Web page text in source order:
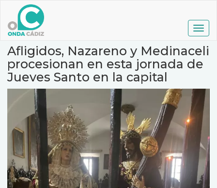
contenido
principal
Afligidos, Nazareno y Medinaceli
procesionan en esta jornada de
Jueves Santo en la capital